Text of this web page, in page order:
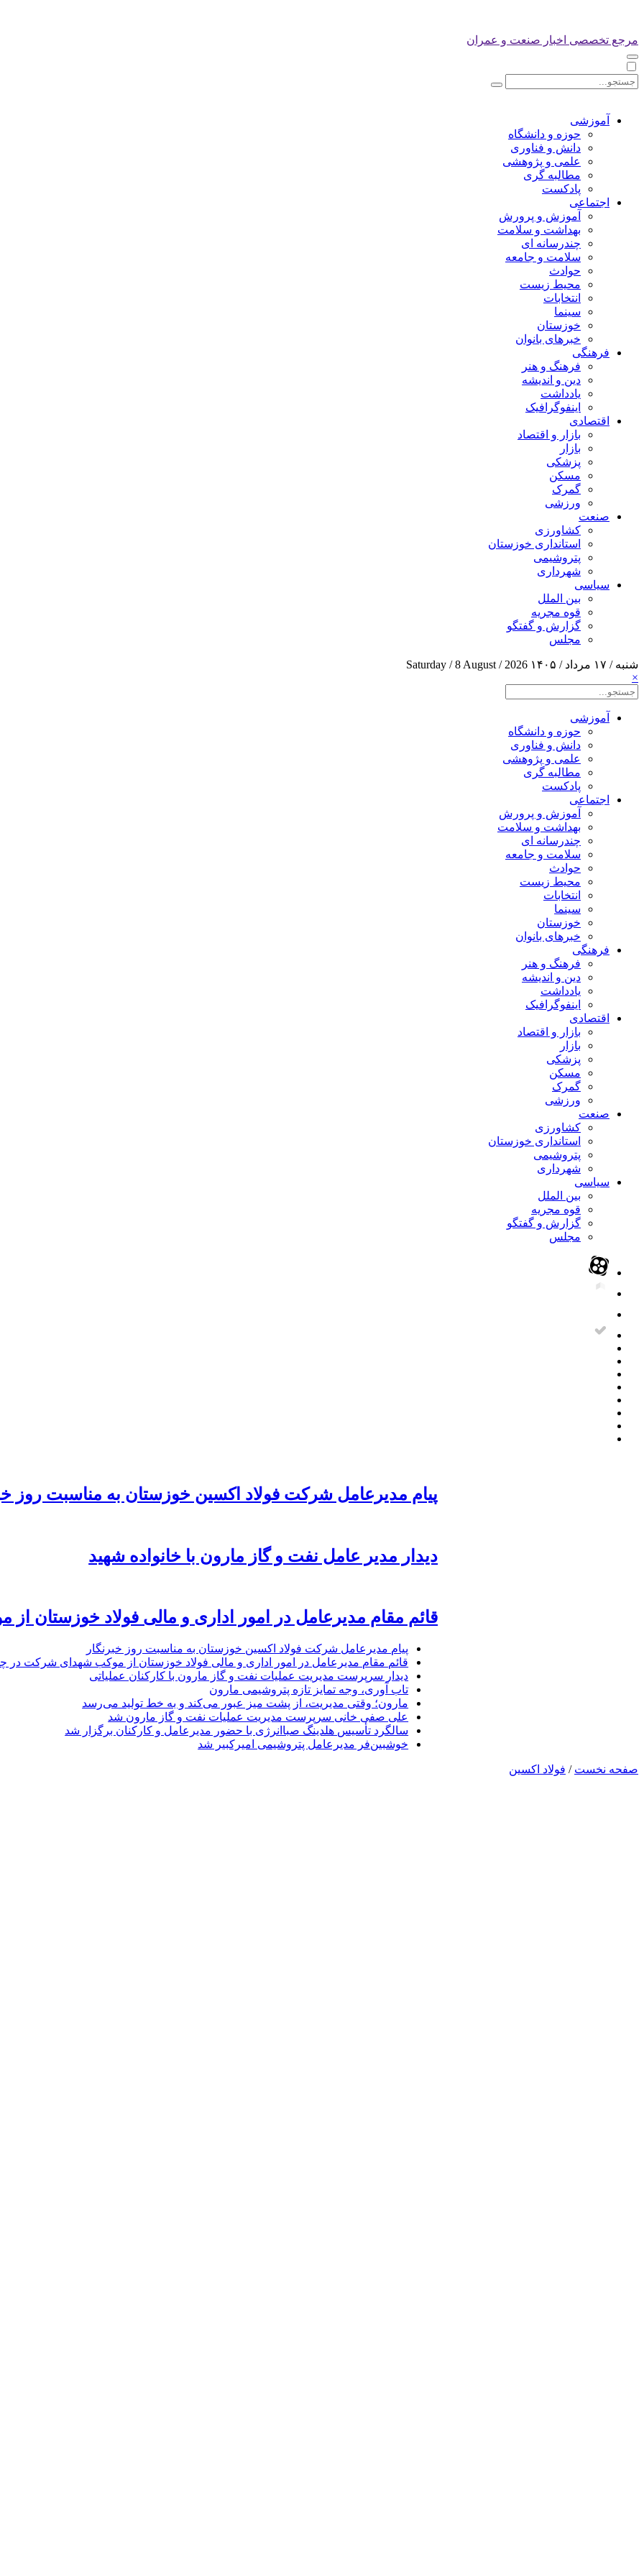
مرجع تخصصی اخبار صنعت و عمران
آموزشی
حوزه و دانشگاه
دانش و فناوری
علمی و پژوهشی
مطالبه گری
پادکست
اجتماعی
آموزش و پرورش
بهداشت و سلامت
چندرسانه ای
سلامت و جامعه
حوادث
محیط زیست
انتخابات
سینما
خوزستان
خبرهای بانوان
فرهنگی
فرهنگ و هنر
دین و اندیشه
یادداشت
اینفوگرافیک
اقتصادی
بازار و اقتصاد
بازار
پزشکی
مسکن
گمرک
ورزشی
صنعت
کشاورزی
استانداری خوزستان
پتروشیمی
شهرداری
سیاسی
بین الملل
قوه مجریه
گزارش و گفتگو
مجلس
شنبه / ۱۷ مرداد / ۱۴۰۵
Saturday / 8 August / 2026
×
آموزشی
حوزه و دانشگاه
دانش و فناوری
علمی و پژوهشی
مطالبه گری
پادکست
اجتماعی
آموزش و پرورش
بهداشت و سلامت
چندرسانه ای
سلامت و جامعه
حوادث
محیط زیست
انتخابات
سینما
خوزستان
خبرهای بانوان
فرهنگی
فرهنگ و هنر
دین و اندیشه
یادداشت
اینفوگرافیک
اقتصادی
بازار و اقتصاد
بازار
پزشکی
مسکن
گمرک
ورزشی
صنعت
کشاورزی
استانداری خوزستان
پتروشیمی
شهرداری
سیاسی
بین الملل
قوه مجریه
گزارش و گفتگو
مجلس
پیام مدیرعامل شرکت فولاد اکسین خوزستان به مناسبت روز
دیدار مدیر عامل نفت و گاز مارون با خانواده شهید
قائم مقام مدیرعامل در امور اداری و مالی فولاد خوزستان
پیام مدیرعامل شرکت فولاد اکسین خوزستان به مناسبت روز خبرنگار
قائم مقام مدیرعامل در امور اداری و مالی فولاد خوزستان از موکب شهدای شرکت در
دیدار سرپرست مدیریت عملیات نفت و گاز مارون با کارکنان عملیاتی
تاب آوری، وجه تمایز تازه پتروشیمی مارون
مارون؛ وقتی مدیریت، از پشت میز عبور می‌کند و به خط تولید می‌رسد
علی صفی خانی سرپرست مدیریت عملیات نفت و گاز مارون شد
سالگرد تأسیس هلدینگ صباانرژی با حضور مدیرعامل و کارکنان برگزار شد
خوشبین‌فر مدیرعامل پتروشیمی امیرکبیر شد
صفحه نخست / فولاد اکسین